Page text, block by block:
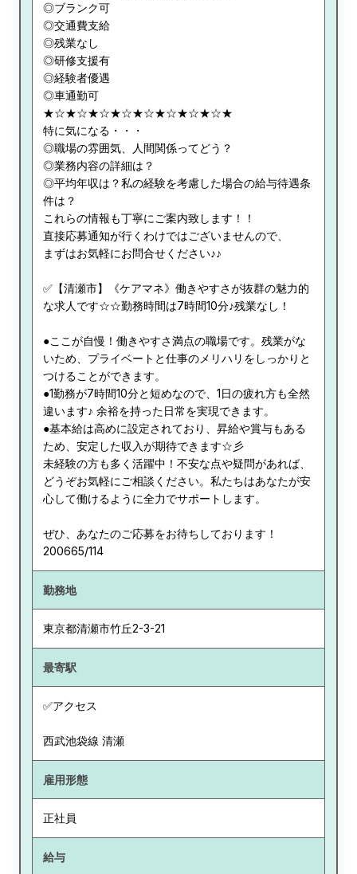
◎ブランク可
◎交通費支給
◎残業なし
◎研修支援有
◎経験者優遇
◎車通勤可
★☆★☆★☆★☆★☆★☆★☆★☆★
特に気になる・・・
◎職場の雰囲気、人間関係ってどう？
◎業務内容の詳細は？
◎平均年収は？私の経験を考慮した場合の給与待遇条
件は？
これらの情報も丁寧にご案内致します！！
直接応募通知が行くわけではございませんので、
まずはお気軽にお問合せください♪♪
✅【清瀬市】《ケアマネ》働きやすさが抜群の魅力的
な求人です☆☆勤務時間は7時間10分♪残業なし！
●ここが自慢！働きやすさ満点の職場です。残業がな
いため、プライベートと仕事のメリハリをしっかりと
つけることができます。
●1勤務が7時間10分と短めなので、1日の疲れ方も全然
違います♪ 余裕を持った日常を実現できます。
●基本給は高めに設定されており、昇給や賞与もある
ため、安定した収入が期待できます☆彡
未経験の方も多く活躍中！不安な点や疑問があれば、
どうぞお気軽にご相談ください。私たちはあなたが安
心して働けるように全力でサポートします。
ぜひ、あなたのご応募をお待ちしております！
200665/114
勤務地
東京都清瀬市竹丘2-3-21
最寄駅
✅アクセス
西武池袋線 清瀬
雇用形態
正社員
給与